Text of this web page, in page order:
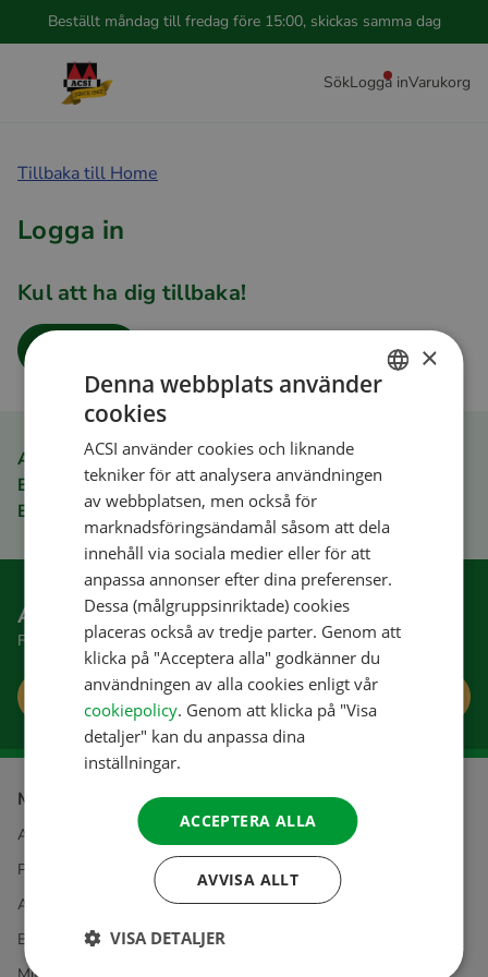
Beställt måndag till fredag före 15:00, skickas samma dag
SökLogga inVarukorg
Tillbaka till Home
Logga in
Kul att ha dig tillbaka!
ACSI Club ID medlemsfördel
Betala snabbt och lätt
Betala säkert
Anmäl dig till vårt nyhetsbrev
Få roliga tips och erbjudanden
Anmäla
Mer information om
ACSI
Privacy & Cookies
Allmänna villkor
Beställning och betalning
GERMAN
ITALIAN
SPANISH
SWEDISH
×
Denna webbplats använder
cookies
ACSI använder cookies och liknande
tekniker för att analysera användningen
av webbplatsen, men också för
marknadsföringsändamål såsom att dela
innehåll via sociala medier eller för att
anpassa annonser efter dina preferenser.
Dessa (målgruppsinriktade) cookies
placeras också av tredje parter. Genom att
klicka på "Acceptera alla" godkänner du
användningen av alla cookies enligt vår
cookiepolicy. Genom att klicka på "Visa
detaljer" kan du anpassa dina
inställningar.
ACCEPTERA ALLA
AVVISA ALLT
VISA DETALJER